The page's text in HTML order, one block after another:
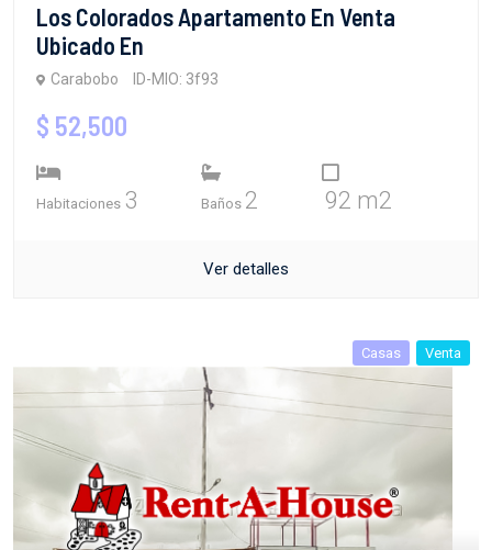
Los Colorados Apartamento En Venta
Ubicado En
Carabobo ID-MIO: 3f93
$ 52,500
Habitaciones 3 Baños 2 92 m2
Ver detalles
Casas Venta